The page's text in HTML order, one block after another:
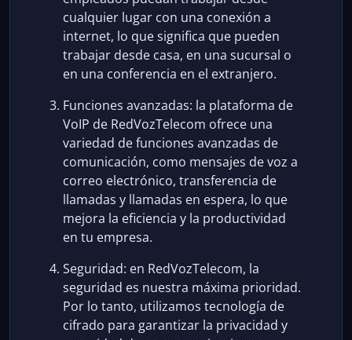
cualquier lugar con una conexión a
internet, lo que significa que pueden
trabajar desde casa, en una sucursal o
en una conferencia en el extranjero.
Funciones avanzadas: la plataforma de
VoIP de RedVozTelecom ofrece una
variedad de funciones avanzadas de
comunicación, como mensajes de voz a
correo electrónico, transferencia de
llamadas y llamadas en espera, lo que
mejora la eficiencia y la productividad
en tu empresa.
Seguridad: en RedVozTelecom, la
seguridad es nuestra máxima prioridad.
Por lo tanto, utilizamos tecnología de
cifrado para garantizar la privacidad y